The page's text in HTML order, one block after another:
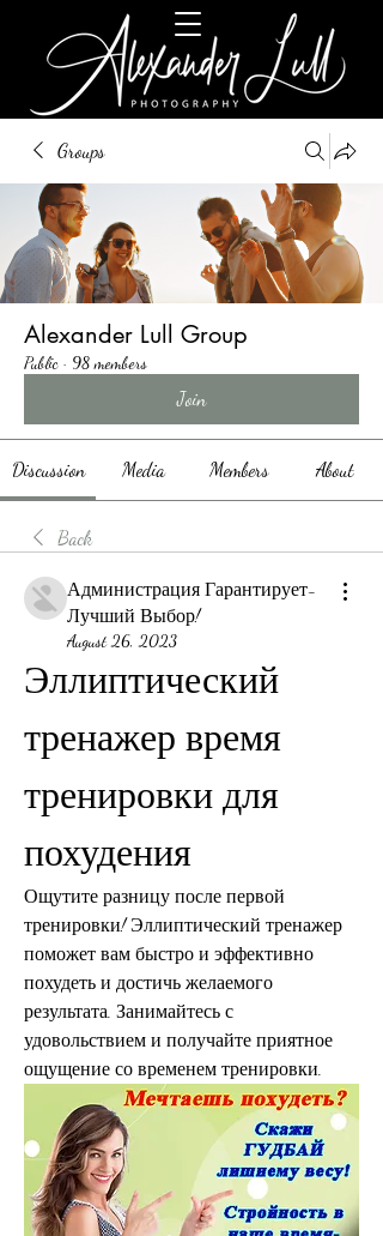
Groups
Alexander Lull Group
Public · 98 members
Join
Discussion Media Members About
Back
Администрация Гарантирует-
Лучший Выбор!
August 26, 2023
Эллиптический
тренажер время
тренировки для
похудения
Ощутите разницу после первой
тренировки! Эллиптический тренажер
поможет вам быстро и эффективно
похудеть и достичь желаемого
результата. Занимайтесь с
удовольствием и получайте приятное
ощущение со временем тренировки.